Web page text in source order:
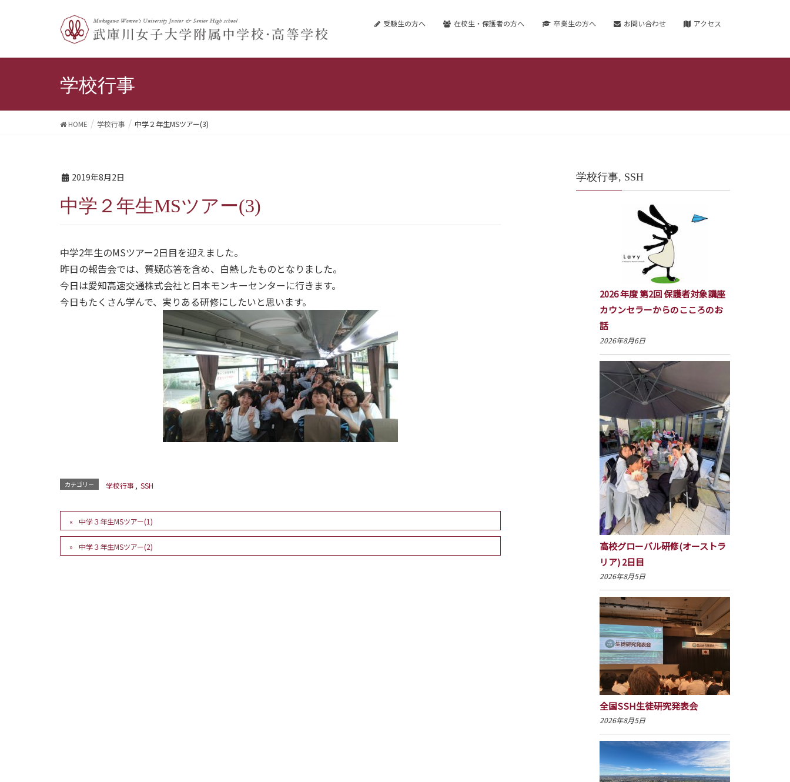
受験生の方へ 在校生・保護者の方へ 卒業生の方へ お問い合わせ アクセス
学校行事
HOME 学校行事 中学２年生MSツアー(3)
2019年8月2日
中学２年生MSツアー(3)
中学2年生のMSツアー2日目を迎えました。
昨日の報告会では、質疑応答を含め、白熱したものとなりました。
今日は愛知高速交通株式会社と日本モンキーセンターに行きます。
今日もたくさん学んで、実りある研修にしたいと思います。
カテゴリー 学校行事 , SSH
中学３年生MSツアー(1)
中学３年生MSツアー(2)
学校行事, SSH
2026 年度 第2回 保護者対象講座
カウンセラーからのこころのお
話
2026年8月6日
高校グローバル研修(オーストラ
リア) 2日目
2026年8月5日
全国SSH生徒研究発表会
2026年8月5日